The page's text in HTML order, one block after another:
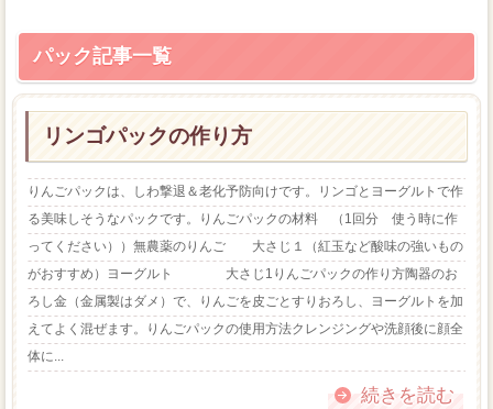
パック記事一覧
リンゴパックの作り方
りんごパックは、しわ撃退＆老化予防向けです。リンゴとヨーグルトで作
る美味しそうなパックです。りんごパックの材料 （1回分 使う時に作
ってください））無農薬のりんご 大さじ１（紅玉など酸味の強いもの
がおすすめ）ヨーグルト 大さじ1りんごパックの作り方陶器のお
ろし金（金属製はダメ）で、りんごを皮ごとすりおろし、ヨーグルトを加
えてよく混ぜます。りんごパックの使用方法クレンジングや洗顔後に顔全
体に...
続きを読む